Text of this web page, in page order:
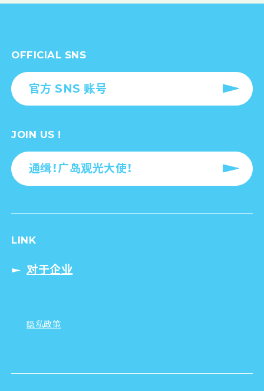
OFFICIAL SNS
官方 SNS 账号
JOIN US !
通缉！广岛观光大使！
LINK
对于企业
隐私政策